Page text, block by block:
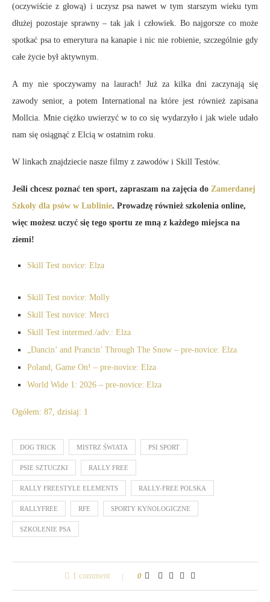
(oczywiście z głową) i uczysz psa nawet w tym starszym wieku tym
dłużej pozostaje sprawny – tak jak i człowiek. Bo najgorsze co może
spotkać psa to emerytura na kanapie i nic nie robienie, szczególnie gdy
całe życie był aktywnym.
A my nie spoczywamy na laurach! Już za kilka dni zaczynają się
zawody senior, a potem International na które jest również zapisana
Mollcia. Mnie ciężko uwierzyć w to co się wydarzyło i jak wiele udało
nam się osiągnąć z Elcią w ostatnim roku.
W linkach znajdziecie nasze filmy z zawodów i Skill Testów.
Jeśli chcesz poznać ten sport, zapraszam na zajęcia do Zamerdanej
Szkoły dla psów w Lublinie. Prowadzę również szkolenia online,
więc możesz uczyć się tego sportu ze mną z każdego miejsca na
ziemi!
Skill Test novice: Elza
Skill Test novice: Molly
Skill Test novice: Merci
Skill Test intermed./adv.: Elza
„Dancin’ and Prancin’ Through The Snow – pre-novice: Elza
Poland, Game On! – pre-novice: Elza
World Wide 1: 2026 – pre-novice: Elza
Ogółem: 87, dzisiaj: 1
DOG TRICK MISTRZ ŚWIATA PSI SPORT
PSIE SZTUCZKI RALLY FREE
RALLY FREESTYLE ELEMENTS RALLY-FREE POLSKA
RALLYFREE RFE SPORTY KYNOLOGICZNE
SZKOLENIE PSA
1 comment 0